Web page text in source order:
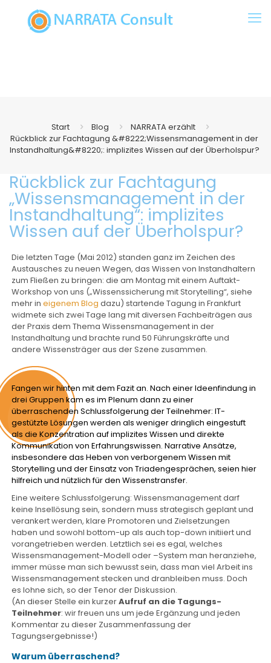
Start Blog
NARRATA erzählt
Rückblick zur Fachtagung &#8222;Wissensmanagement in der
Instandhaltung&#8220;: implizites Wissen auf der Überholspur?
Rückblick zur Fachtagung
„Wissensmanagement in der
Instandhaltung“: implizites
Wissen auf der Überholspur?
Die letzten Tage (Mai 2012) standen ganz im Zeichen des
Austausches zu neuen Wegen, das Wissen von Instandhaltern
zum Fließen zu bringen: die am Montag mit einem Auftakt-
Workshop von uns („Wissenssicherung mit Storytelling“, siehe
mehr ineigenem Blog dazu) startende Tagung in Frankfurt
widmete sich zwei Tage lang mit diversen Fachbeiträgen aus
der Praxis dem Thema Wissensmanagement in der
Instandhaltung und brachte rund 50 Führungskräfte und
andere Wissensträger aus der Szene zusammen.
Fangen wir hinten mit dem Fazit an. Nach einer Ideenfindung in
drei Gruppen kam es im Plenum dann zu einer
überraschenden Schlussfolgerung der Teilnehmer: IT-
gestützte Lösungen werden als weniger dringlich eingestuft
als die Konzentration auf implizites Wissen und direkte
Kommunikation von Erfahrungswissen. Narrative Ansätze,
insbesondere das Heben von verborgenem Wissen mit
Storytelling und der Einsatz von Triadengesprächen, seien hier
hilfreich und nützlich für den Wissenstransfer.
Eine weitere Schlussfolgerung: Wissensmanagement darf
keine Insellösung sein, sondern muss strategisch geplant und
verankert werden, klare Promotoren und Zielsetzungen
haben und sowohl bottom-up als auch top-down initiiert und
vorangetrieben werden. Letztlich sei es egal, welches
Wissensmanagement-Modell oder –System man heranziehe,
immer müsse man sich bewusst sein, dass man viel Arbeit ins
Wissensmanagement stecken und dranbleiben muss. Doch
es lohne sich, so der Tenor der Diskussion.
(An dieser Stelle ein kurzerAufruf an die Tagungs-
Teilnehmer: wir freuen uns um jede Ergänzung und jeden
Kommentar zu dieser Zusammenfassung der
Tagungsergebnisse!)
Warum überraschend?